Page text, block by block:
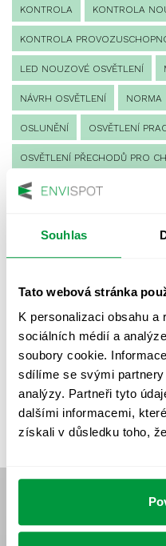
Souhlas
Tato webová stránka
K personalizaci obsahu
sociálních médií a
soubory cookie.
sdílíme se svými
analýzy. Partneři tyto
dalšími informacemi,
získali v důsledku toho,
KONTROLA KONTROLA
KONTROLA
LED NOUZOVÉ OSVĚTLENÍ
NÁVRH OSVĚTLENÍ NORMA
OSLUNĚNÍ OSVĚTLENÍ
OSVĚTLENÍ PŘECHODŮ PRO
OSVĚTLENÍ SPORTOVIŠŤ
VÝPOČET OSVĚTLENÍ
VÝPOČTY A NÁVRHY
ZKOUŠKY NOUZOVÉHO